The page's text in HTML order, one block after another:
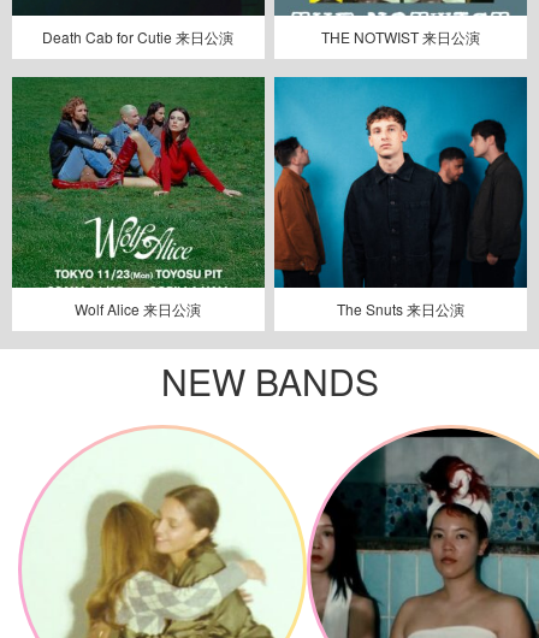
Death Cab for Cutie 来日公演 THE NOTWIST 来日公演
Wolf Alice 来日公演 The Snuts 来日公演
NEW BANDS